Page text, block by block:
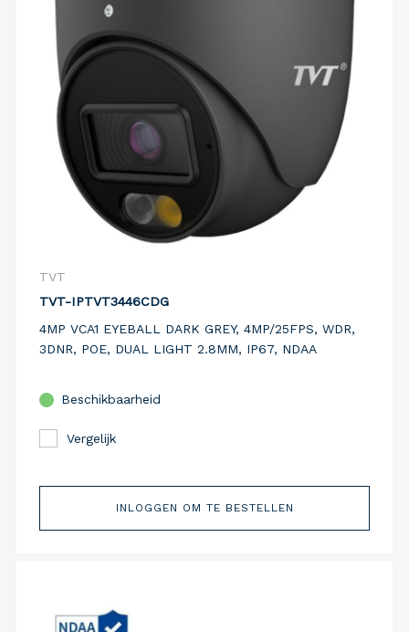
TVT
TVT-IPTVT3446CDG
4MP VCA1 EYEBALL DARK GREY, 4MP/25FPS, WDR,
3DNR, POE, DUAL LIGHT 2.8MM, IP67, NDAA
Beschikbaarheid
Vergelijk
INLOGGEN OM TE BESTELLEN